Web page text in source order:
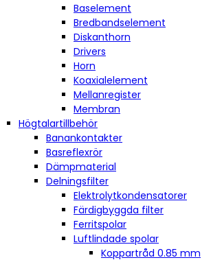
Baselement
Bredbandselement
Diskanthorn
Drivers
Horn
Koaxialelement
Mellanregister
Membran
Högtalartillbehör
Banankontakter
Basreflexrör
Dämpmaterial
Delningsfilter
Elektrolytkondensatorer
Färdigbyggda filter
Ferritspolar
Luftlindade spolar
Koppartråd 0.85 mm